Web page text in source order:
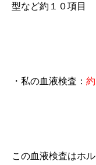
型など約１０項目
・私の血液検査：
この血液検査はホ